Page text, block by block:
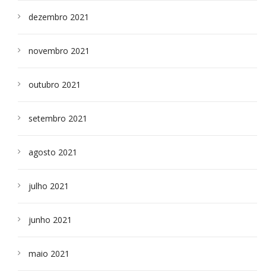
dezembro 2021
novembro 2021
outubro 2021
setembro 2021
agosto 2021
julho 2021
junho 2021
maio 2021